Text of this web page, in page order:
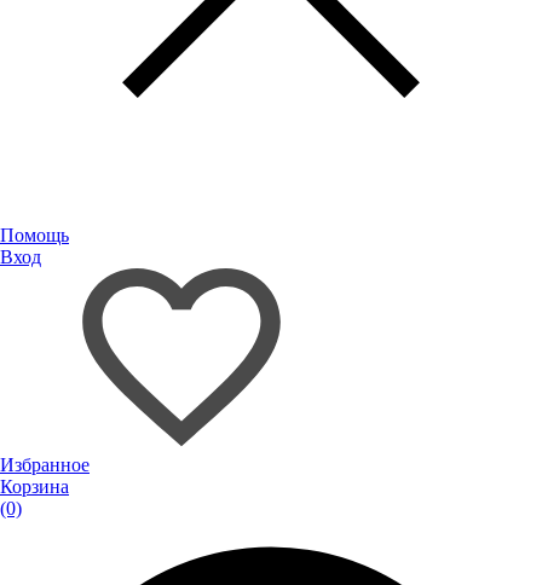
Помощь
Вход
Избранное
Корзина
(0)